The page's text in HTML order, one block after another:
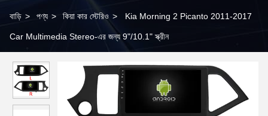
বাড়ি > পণ্য > কিয়া কার স্টেরিও > Kia Morning 2 Picanto 2011-2017
Car Multimedia Stereo-এর জন্য 9"/10.1" স্ক্রীন